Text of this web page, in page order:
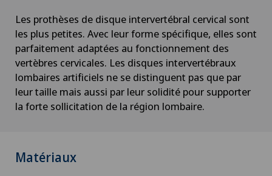
Les prothèses de disque intervertébral cervical sont
les plus petites. Avec leur forme spécifique, elles sont
parfaitement adaptées au fonctionnement des
vertèbres cervicales. Les disques intervertébraux
lombaires artificiels ne se distinguent pas que par
leur taille mais aussi par leur solidité pour supporter
la forte sollicitation de la région lombaire.
Matériaux